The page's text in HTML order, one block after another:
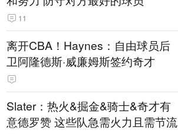
11
离开CBA！Haynes：自由球员后
卫阿隆德斯·威廉姆斯签约奇才
Slater：热火&掘金&骑士&奇才有
意德罗赞 这些队急需火力且需节流